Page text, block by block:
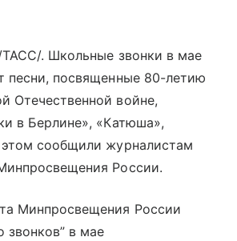
. Школьные звонки в мае
песни, посвященные 80-летию
Отечественной войне,
в Берлине», «Катюша»,
сообщили журналистам
России.
Минпросвещения России
звонков” в мае